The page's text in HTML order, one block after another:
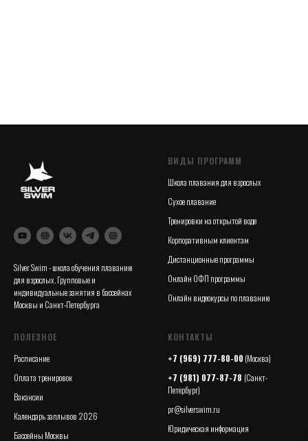
Silver Swim - школа обучения плаванию
для взрослых. Групповые и
индивидуальные занятия в бассейнах
Москвы и Санкт-Петербурга
ВИДЫ ПРОГРАММ
Школа плавания для взрослых
Сухое плавание
Тренировки на открытой воде
Корпоративным клиентам
Дистанционные программы
Онлайн ОФП программы
Онлайн видеокурсы по плаванию
ПОЛЕЗНОЕ
Расписание
Оплата тренировок
Вакансии
Календарь заплывов 2026
Бассейны Москвы
КОНТАКТЫ
+7 (969) 777-80-00 (Москва)
+7 (981) 077-87-78 (Санкт-
Петербург)
pr@silverswim.ru
Юридическая информация